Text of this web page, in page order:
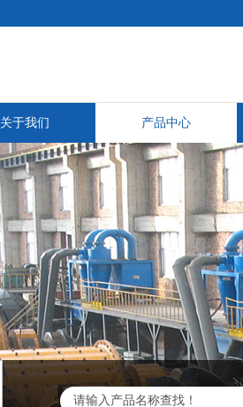
关于我们 产品中心